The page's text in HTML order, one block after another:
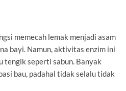
memecah lemak menjadi asam
bayi. Namun, aktivitas enzim ini
tengik seperti sabun. Banyak
bau, padahal tidak selalu tidak